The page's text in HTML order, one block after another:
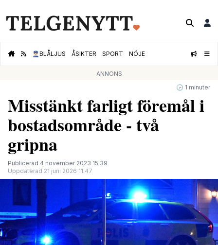
👮🏻‍♂️BLÅLJUS ÅSIKTER SPORT NÖJE
ANNONS
🕝 1 minuter
Misstänkt farligt föremål i
bostadsområde - två
gripna
Publicerad 4 november 2023 15:39
Uppdaterad 21 juni 2026 11:47